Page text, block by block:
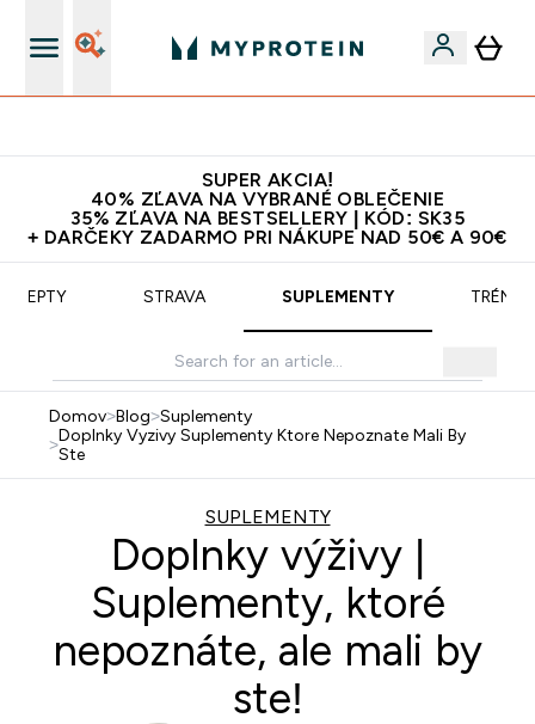
SUPER AKCIA!
40% ZĽAVA NA VYBRANÉ OBLEČENIE
35% ZĽAVA NA BESTSELLERY | KÓD: SK35
+ DARČEKY ZADARMO PRI NÁKUPE NAD 50€ A 90€
STRAVA SUPLEMENTY
Domov>Blog>Suplementy
>Doplnky Vyzivy Suplementy Ktore Nepoznate Mali By
Ste
SUPLEMENTY
Doplnky výživy |
Suplementy, ktoré
nepoznáte, ale mali by
ste!